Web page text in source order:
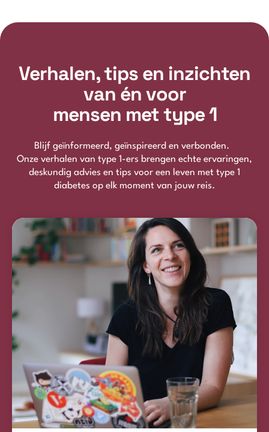
Verhalen, tips en inzichten
van én voor
mensen met type 1
Blijf geïnformeerd, geïnspireerd en verbonden.
Onze verhalen van type 1-ers brengen echte ervaringen,
deskundig advies en tips voor een leven met type 1
diabetes op elk moment van jouw reis.